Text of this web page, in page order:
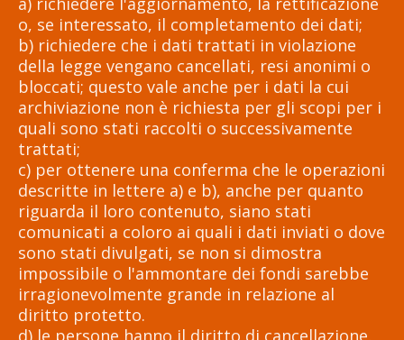
o, se interessato, il completamento dei dati;
b) richiedere che i dati trattati in violazione
della legge vengano cancellati, resi anonimi o
bloccati; questo vale anche per i dati la cui
archiviazione non è richiesta per gli scopi per i
quali sono stati raccolti o successivamente
trattati;
c) per ottenere una conferma che le operazioni
descritte in lettere a) e b), anche per quanto
riguarda il loro contenuto, siano stati
comunicati a coloro ai quali i dati inviati o dove
sono stati divulgati, se non si dimostra
impossibile o l'ammontare dei fondi sarebbe
irragionevolmente grande in relazione al
diritto protetto.
d) le persone hanno il diritto di cancellazione,